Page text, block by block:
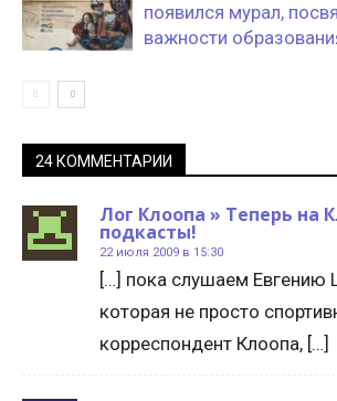
появился мурал,
важности
24 КОММЕНТАРИИ
Лог Клоопа » Теперь на
подкасты!
22 июля 2009 в 15:30
[…] пока слушаем Евгению
которая не просто
корреспондент Клоопа, […]